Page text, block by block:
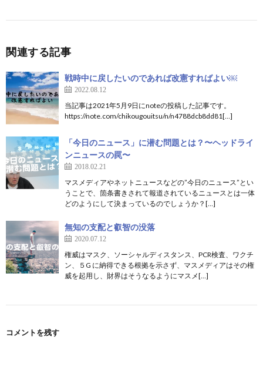
関連する記事
戦時中に戻したいのであれば改憲すればよい￼
2022.08.12
当記事は2021年5月9日にnoteの投稿した記事です。
https://note.com/chikougouitsu/n/n4788dcb8dd81[…]
「今日のニュース」に潜む問題とは？〜ヘッドライ
ンニュースの罠〜
2018.02.21
マスメディアやネットニュースなどの”今日のニュース”とい
うことで、箇条書きされて報道されているニュースとは一体
どのようにして決まっているのでしょうか？[…]
無知の支配と叡智の没落
2020.07.12
権威はマスク、ソーシャルディスタンス、PCR検査、ワクチ
ン、５G に納得できる根拠を示さず、マスメディアはその権
威を起用し、財界はそうなるようにマスメ[…]
コメントを残す